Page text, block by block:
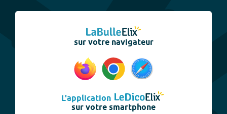
sur votre navigateur
L'application
sur votre smartphone